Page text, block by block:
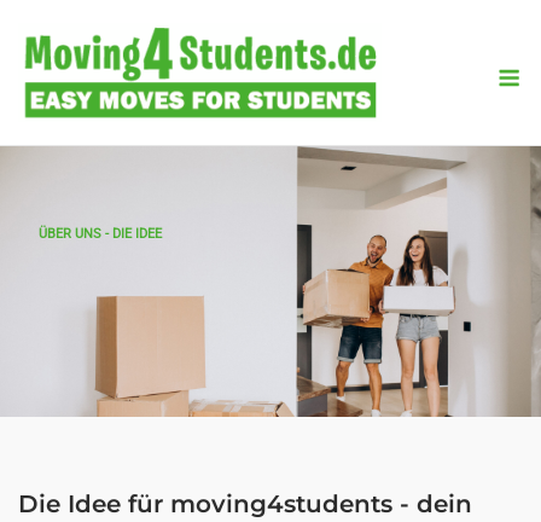
content
ÜBER UNS - DIE IDEE
Die Idee für moving4students - dein